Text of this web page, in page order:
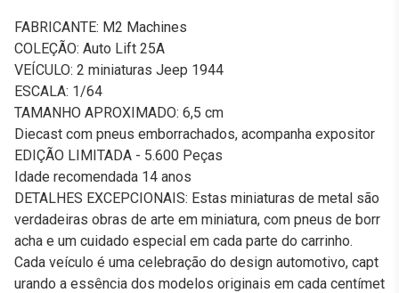
FABRICANTE: M2 Machines
COLEÇÃO: Auto Lift 25A
VEÍCULO: 2 miniaturas Jeep 1944
ESCALA: 1/64
TAMANHO APROXIMADO: 6,5 cm
Diecast com pneus emborrachados, acompanha expositor
EDIÇÃO LIMITADA - 5.600 Peças
Idade recomendada 14 anos
DETALHES EXCEPCIONAIS: Estas miniaturas de metal são
verdadeiras obras de arte em miniatura, com pneus de borr
acha e um cuidado especial em cada parte do carrinho.
Cada veículo é uma celebração do design automotivo, capt
urando a essência dos modelos originais em cada centímet